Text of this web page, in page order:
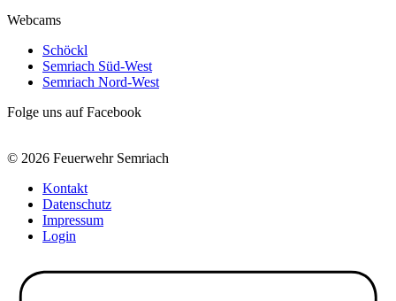
Webcams
Schöckl
Semriach Süd-West
Semriach Nord-West
Folge uns auf Facebook
© 2026 Feuerwehr Semriach
Kontakt
Datenschutz
Impressum
Login